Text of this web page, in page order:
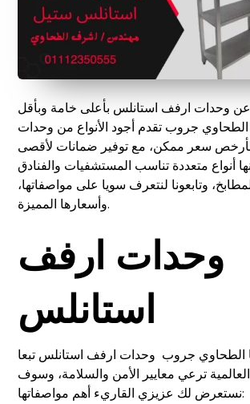
وحدات ارفف استانلس بأعلى خامة وبأقل
جروب تقدم أجود الأنواع من وحدات
سعر ممكن، مع توفير ضمانات لأقصى
أنواع متعددة تناسب المستشفيات والفنادق
وتابعونا لنتعرف سويا على مواصفاتها،
وأسعارها المميزة.
وحدات ارفف
استانلس
الطحاوي جروب وحدات ارفف استانلس تبعا
ترعي معايير الأمن والسلامة، وسوف
نستعرض لك عزيزي القاريء أهم مواصفاتها: